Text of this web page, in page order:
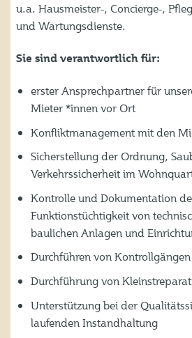
u.a. Hausmeister-, Concierge-,
und Wartungsdienste.
Sie sind verantwortlich für:
erster Ansprechpartner für
Mieter *innen vor Ort
Konfliktmanagement mit den
Sicherstellung der Ordnung,
Verkehrssicherheit im
Kontrolle und Dokumentation
Funktionstüchtigkeit von
baulichen Anlagen und
Durchführen von Kontrollgängen
Durchführung von
Unterstützung bei der
laufenden Instandhaltung